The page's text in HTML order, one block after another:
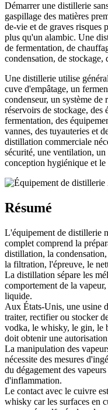
Démarrer une distillerie
gaspillage des matières
de-vie et de graves risques
plus qu'un alambic. Une
de fermentation, de
condensation, de stockage,
Une distillerie utilise
cuve d'empâtage, un
condenseur, un système
réservoirs de stockage,
fermentation, des
vannes, des tuyauteries et
distillation commerciale
sécurité, une ventilation,
conception hygiénique et
Résumé
L'équipement de distillerie
complet comprend la
distillation, la
la filtration, l'épreuve, le
La distillation sépare les
comportement de la
liquide.
Aux États-Unis, une usine
traiter, rectifier ou stocker
vodka, le whisky, le gin, le
doit obtenir une
La manipulation des
nécessite des mesures
du dégagement des
d'inflammation.
Le contact avec le cuivre
whisky car les surfaces en